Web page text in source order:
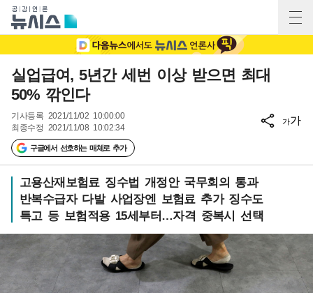
실업급여, 5년간 세번 이상 받으면 최대
50% 깎인다
기사등록 2021/11/02 10:00:00
최종수정 2021/11/08 10:02:34
구글에서 선호하는 매체로 추가
가가
고용산재보험료 징수법 개정안 국무회의 통과
반복수급자 다발 사업장엔 보험료 추가 징수도
특고 등 보험적용 15세부터…자격 중복시 선택